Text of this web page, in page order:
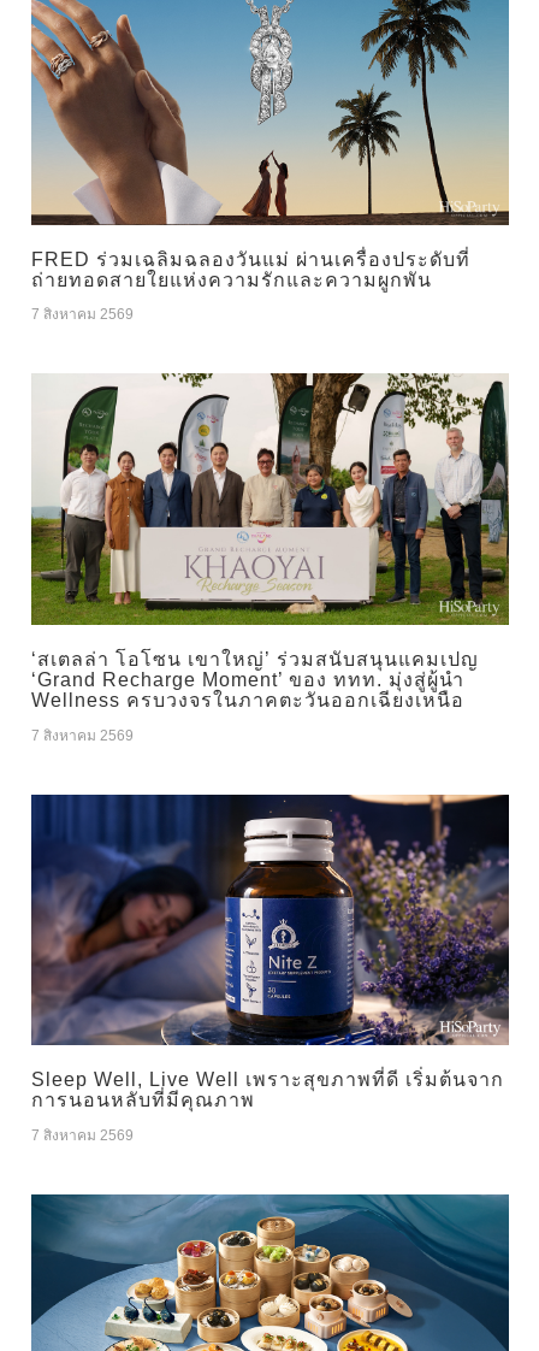
FRED ร่วมเฉลิมฉลองวันแม่ ผ่านเครื่องประดับที่
ถ่ายทอดสายใยแห่งความรักและความผูกพัน
7 สิงหาคม 2569
‘สเตลล่า โอโซน เขาใหญ่’ ร่วมสนับสนุนแคมเปญ
‘Grand Recharge Moment’ ของ ททท. มุ่งสู่ผู้นำ
Wellness ครบวงจรในภาคตะวันออกเฉียงเหนือ
7 สิงหาคม 2569
Sleep Well, Live Well เพราะสุขภาพที่ดี เริ่มต้นจาก
การนอนหลับที่มีคุณภาพ
7 สิงหาคม 2569